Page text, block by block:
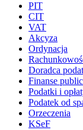
PIT
CIT
VAT
Akcyza
Ordynacja
Doradca
Finanse
Podatki i
Podatek od
Orzeczenia
KSeF